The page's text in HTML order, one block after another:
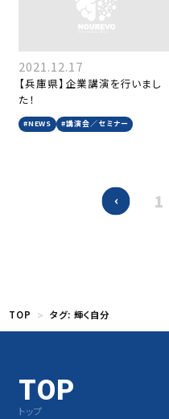
2021.12.17
【兵庫県】企業講演を行いまし
た！
#NEWS #講演会／セミナー
1
TOP タグ:輝く自分
TOP
トップ